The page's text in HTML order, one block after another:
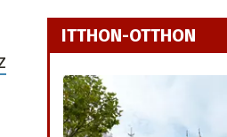
ITTHON-OTTHON